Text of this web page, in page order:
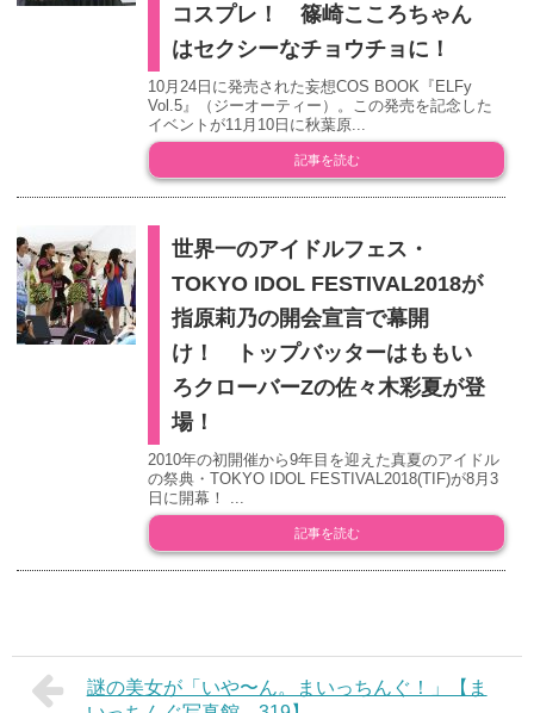
コスプレ！ 篠崎こころちゃん
はセクシーなチョウチョに！
10月24日に発売された妄想COS BOOK『ELFy
Vol.5』（ジーオーティー）。この発売を記念した
イベントが11月10日に秋葉原...
記事を読む
世界一のアイドルフェス・
TOKYO IDOL FESTIVAL2018が
指原莉乃の開会宣言で幕開
け！ トップバッターはももい
ろクローバーZの佐々木彩夏が登
場！
2010年の初開催から9年目を迎えた真夏のアイドル
の祭典・TOKYO IDOL FESTIVAL2018(TIF)が8月3
日に開幕！ ...
記事を読む
謎の美女が「いや〜ん。まいっちんぐ！」【ま